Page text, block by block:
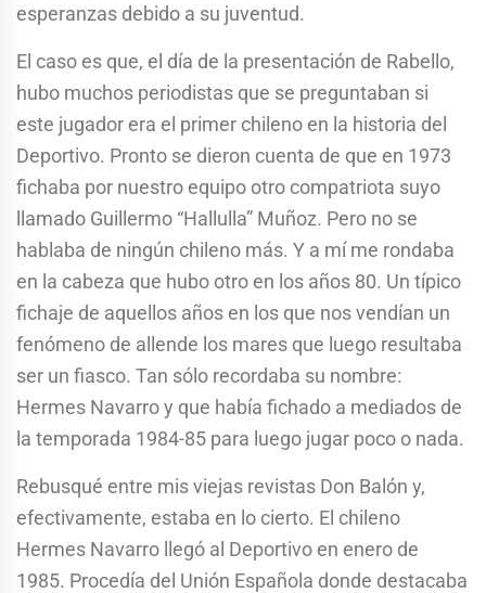
esperanzas debido a su juventud.
El caso es que, el día de la presentación de Rabello,
hubo muchos periodistas que se preguntaban si
este jugador era el primer chileno en la historia del
Deportivo. Pronto se dieron cuenta de que en 1973
fichaba por nuestro equipo otro compatriota suyo
llamado Guillermo “Hallulla” Muñoz. Pero no se
hablaba de ningún chileno más. Y a mí me rondaba
en la cabeza que hubo otro en los años 80. Un típico
fichaje de aquellos años en los que nos vendían un
fenómeno de allende los mares que luego resultaba
ser un fiasco. Tan sólo recordaba su nombre:
Hermes Navarro y que había fichado a mediados de
la temporada 1984-85 para luego jugar poco o nada.
Rebusqué entre mis viejas revistas Don Balón y,
efectivamente, estaba en lo cierto. El chileno
Hermes Navarro llegó al Deportivo en enero de
1985. Procedía del Unión Española donde destacaba